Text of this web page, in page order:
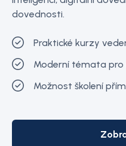
dovednosti.
Praktické kurzy
Moderní témata pro
Možnost školení